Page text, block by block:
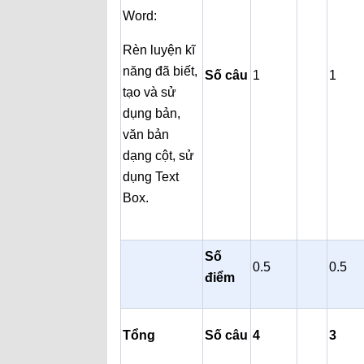
Word:
Rèn luyện kĩ
năng đã biết,
tạo và sử
dụng bản,
văn bản
dạng cột, sử
dụng Text
Box.
Số câu 1 1
Số
điểm
0.5 0.5
Tổng Số câu 4 3